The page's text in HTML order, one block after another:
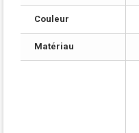
Couleur
Matériau